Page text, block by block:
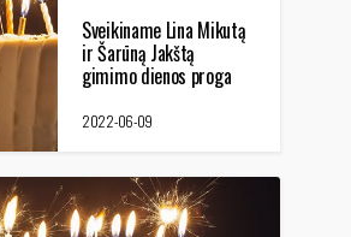
Sveikiname Lina Mikutą
ir Šarūną Jakštą
gimimo dienos proga
2022-06-09